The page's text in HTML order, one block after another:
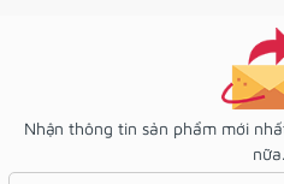
Nhận thông tin sản phẩm mới
nữa.